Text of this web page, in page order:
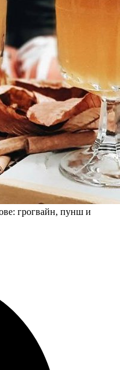
грогвайн, пунш и